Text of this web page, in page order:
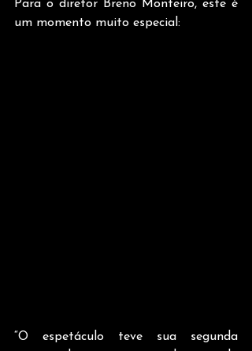
Para o diretor Breno Monteiro, este é
um momento muito especial:
“O espetáculo teve sua segunda